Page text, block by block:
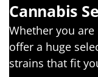
Cannabis
Whether you
offer a huge
strains that fit